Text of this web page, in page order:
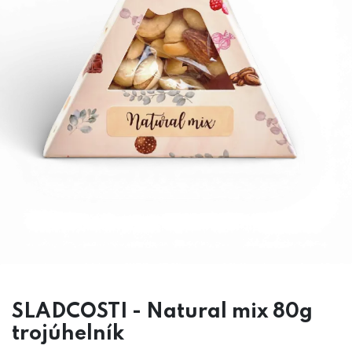
SLADCOSTI - Natural mix 80g
trojúhelník